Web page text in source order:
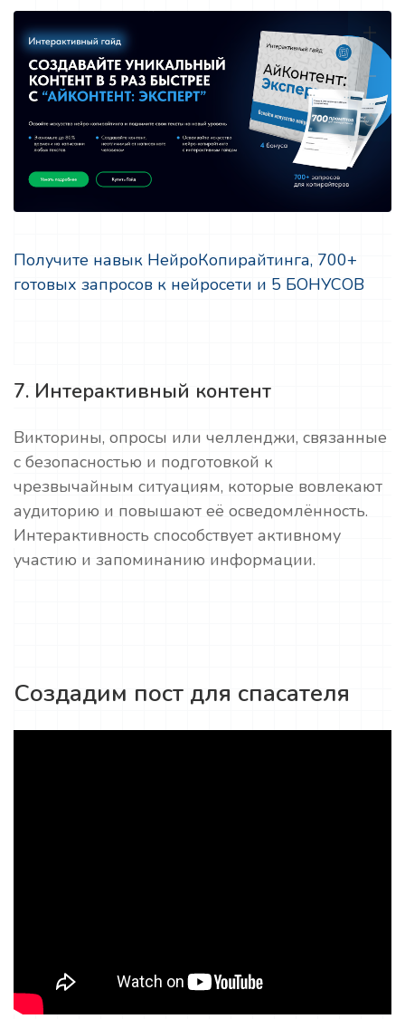
Получите навык НейроКопирайтинга, 700+
готовых запросов к нейросети и 5 БОНУСОВ
7. Интерактивный контент
Викторины, опросы или челленджи, связанные
с безопасностью и подготовкой к
чрезвычайным ситуациям, которые вовлекают
аудиторию и повышают её осведомлённость.
Интерактивность способствует активному
участию и запоминанию информации.
Создадим пост для спасателя